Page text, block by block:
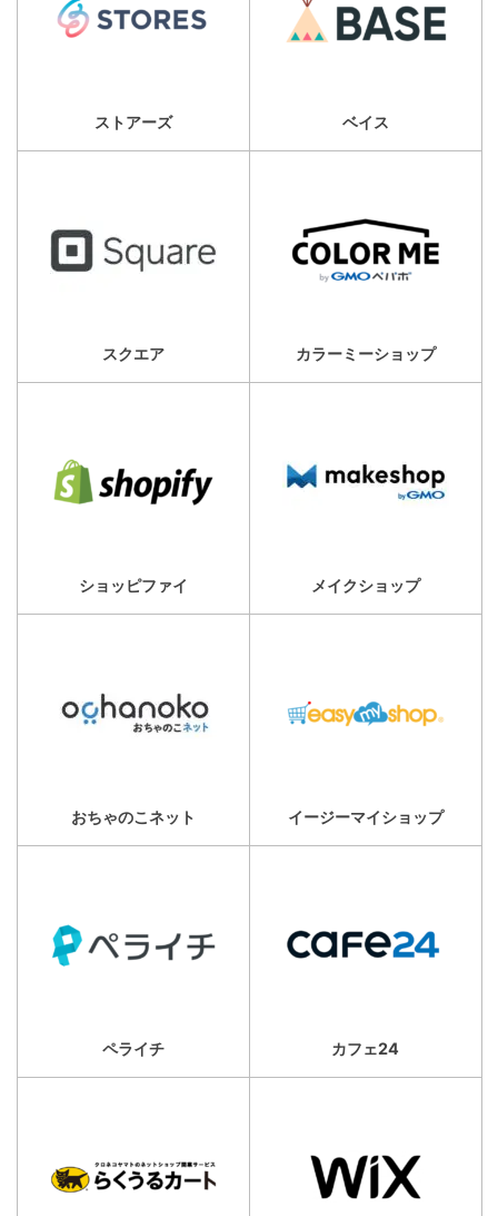
ストアーズ ベイス
スクエア カラーミーショップ
ショッピファイ メイクショップ
おちゃのこネット イージーマイショップ
ペライチ カフェ24